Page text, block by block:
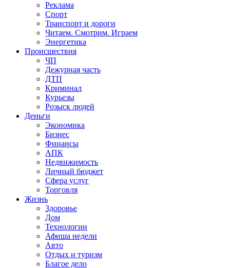
Реклама
Спорт
Транспорт и дороги
Читаем. Смотрим. Играем
Энергетика
Происшествия
ЧП
Дежурная часть
ДТП
Криминал
Курьезы
Розыск людей
Деньги
Экономика
Бизнес
Финансы
АПК
Недвижимость
Личный бюджет
Сфера услуг
Торговля
Жизнь
Здоровье
Дом
Технологии
Афиша недели
Авто
Отдых и туризм
Благое дело